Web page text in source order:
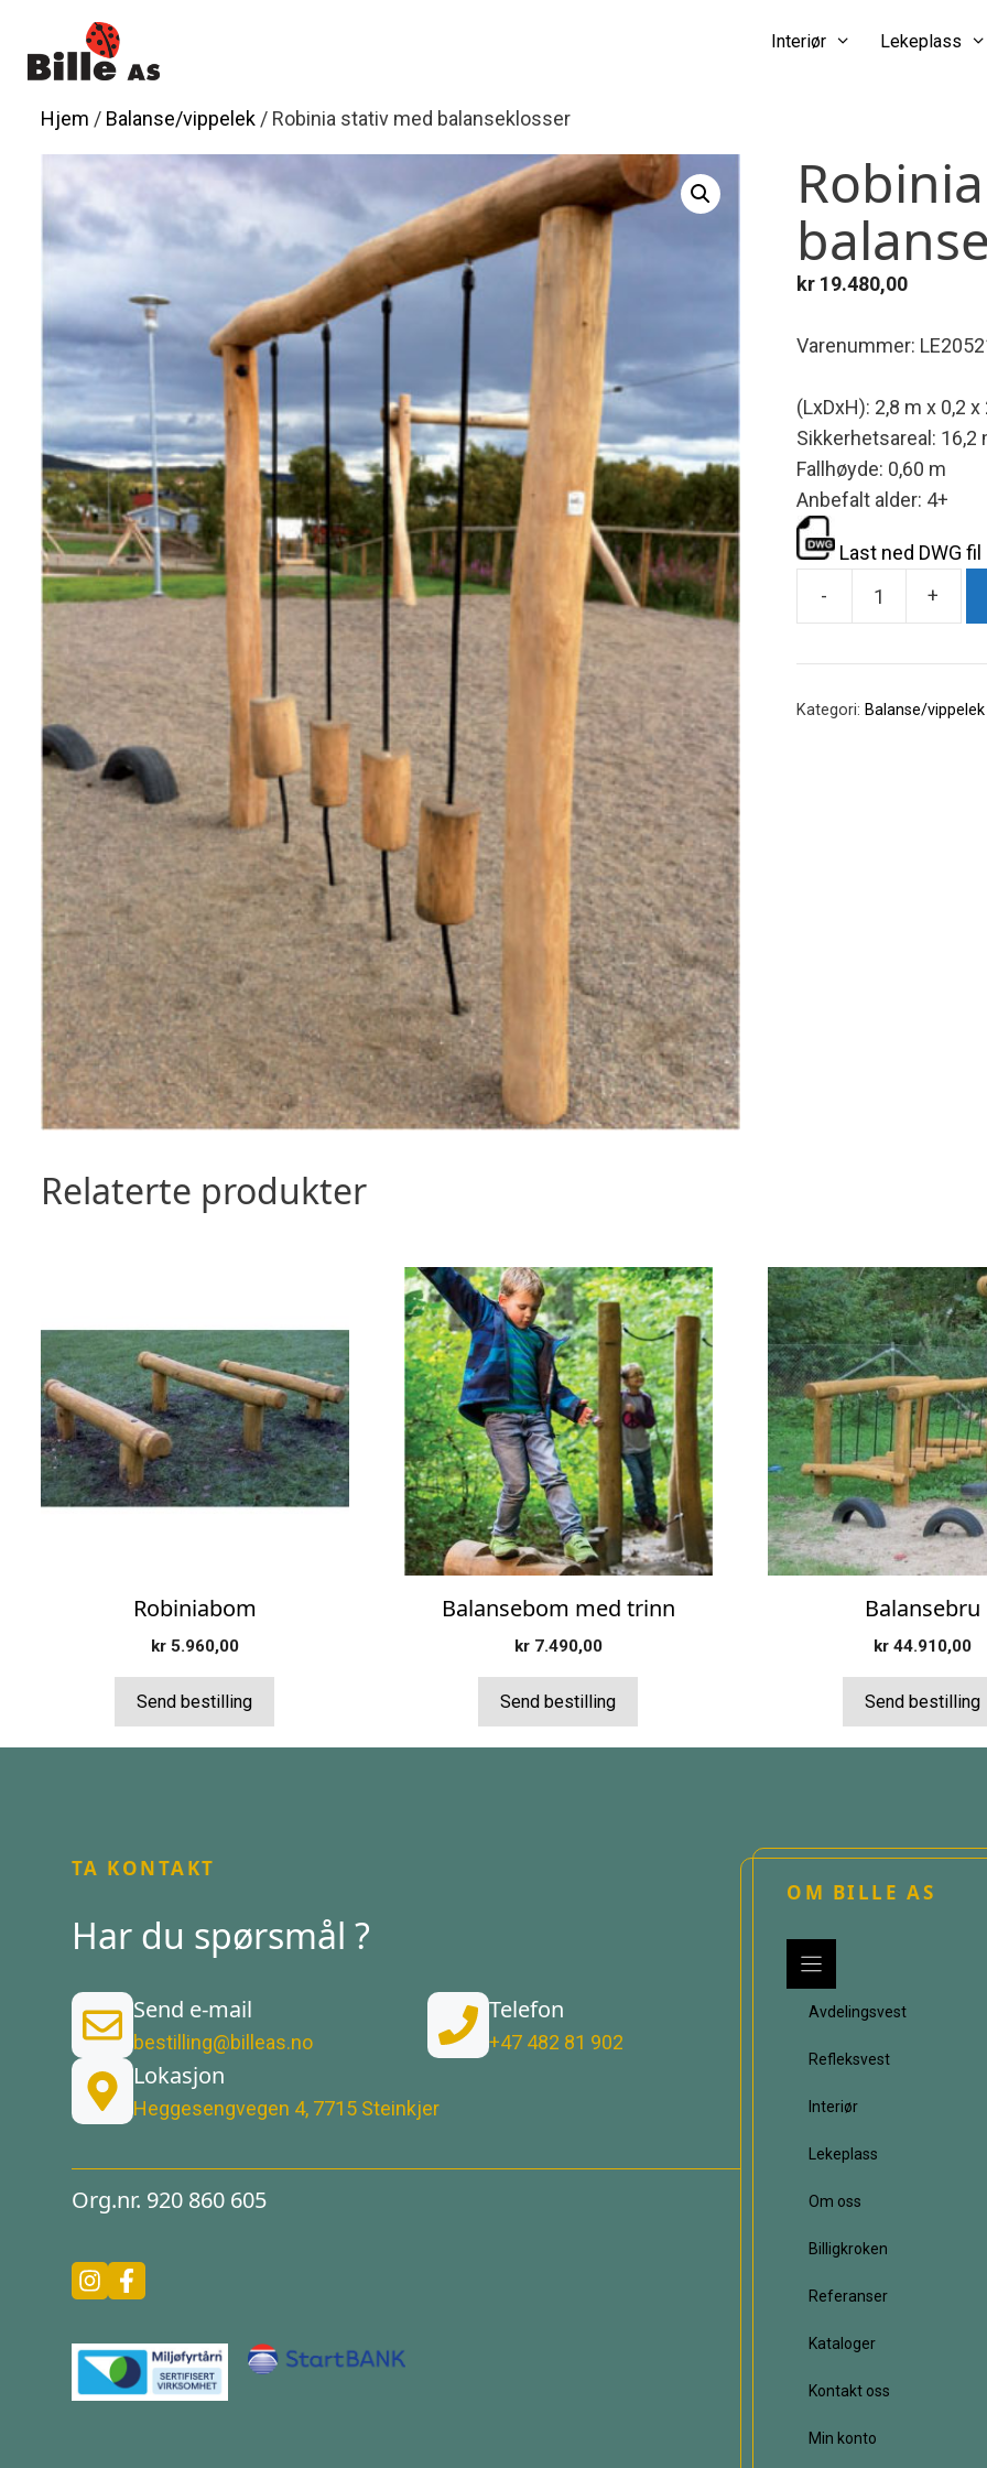
innhold
Interiør Lekeplass
Hjem / Balanse/vippelek/ Robinia stativ med balanseklosser
kr19.480,00
Varenummer:
(LxDxH): 2,8 m x 0,2 x
Sikkerhetsareal: 16,2
Fallhøyde: 0,60 m
Anbefalt alder: 4+
Last ned DWG fil
-
med
balanseklosser
+
Kategori: Balanse/vippelek
Relaterte produkter
Robiniabom
kr5.960,00
Send bestilling
Balansebom med trinn
kr7.490,00
Send bestilling
Balansebru
kr44.910,00
Send bestilling
TA KONTAKT
Har du spørsmål ?
Send e-mail
bestilling@billeas.no
Telefon
+47 482 81 902
Lokasjon
Heggesengvegen 4, 7715 Steinkjer
Org.nr. 920 860 605
OM BILLE AS
Avdelingsvest
Refleksvest
Interiør
Lekeplass
Om oss
Billigkroken
Referanser
Kataloger
Kontakt oss
Min konto